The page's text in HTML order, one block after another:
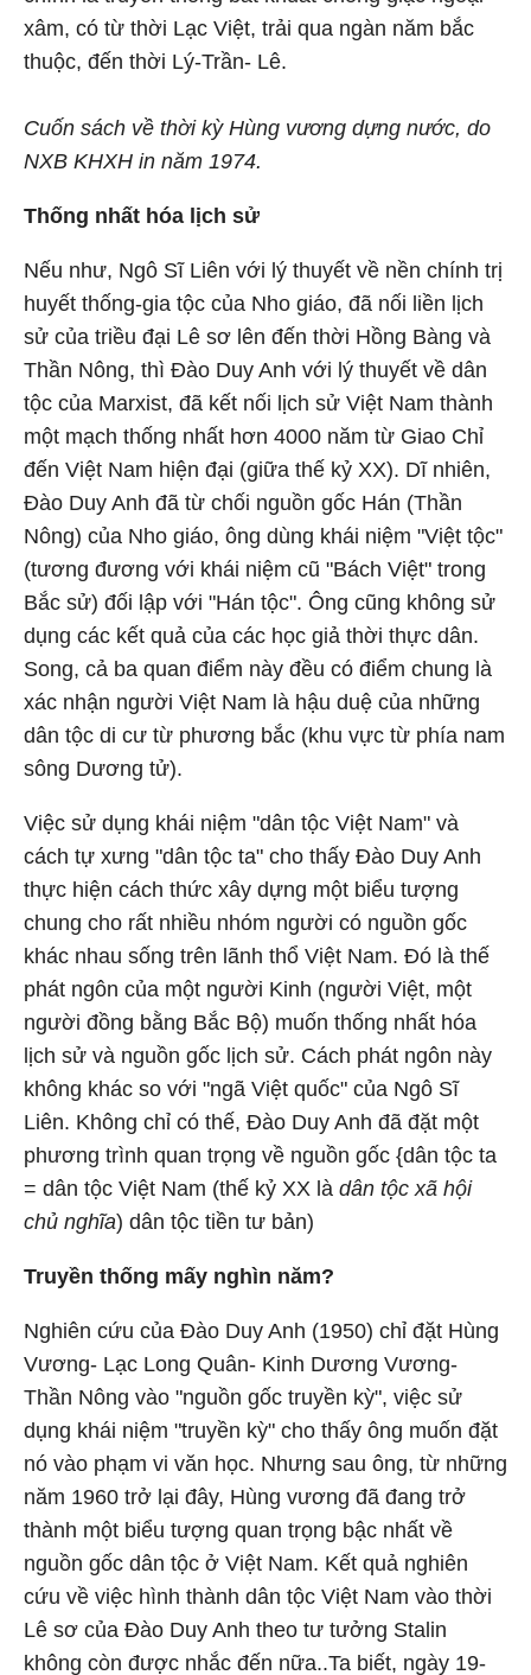
xâm, có từ thời Lạc Việt, trải qua ngàn năm bắc
thuộc, đến thời Lý-Trần- Lê.
Cuốn sách về thời kỳ Hùng vương dựng nước, do
NXB KHXH in năm 1974.
Thống nhất hóa lịch sử
Nếu như, Ngô Sĩ Liên với lý thuyết về nền chính trị
huyết thống-gia tộc của Nho giáo, đã nối liền lịch
sử của triều đại Lê sơ lên đến thời Hồng Bàng và
Thần Nông, thì Đào Duy Anh với lý thuyết về dân
tộc của Marxist, đã kết nối lịch sử Việt Nam thành
một mạch thống nhất hơn 4000 năm từ Giao Chỉ
đến Việt Nam hiện đại (giữa thế kỷ XX). Dĩ nhiên,
Đào Duy Anh đã từ chối nguồn gốc Hán (Thần
Nông) của Nho giáo, ông dùng khái niệm "Việt tộc"
(tương đương với khái niệm cũ "Bách Việt" trong
Bắc sử) đối lập với "Hán tộc". Ông cũng không sử
dụng các kết quả của các học giả thời thực dân.
Song, cả ba quan điểm này đều có điểm chung là
xác nhận người Việt Nam là hậu duệ của những
dân tộc di cư từ phương bắc (khu vực từ phía nam
sông Dương tử).
Việc sử dụng khái niệm "dân tộc Việt Nam" và
cách tự xưng "dân tộc ta" cho thấy Đào Duy Anh
thực hiện cách thức xây dựng một biểu tượng
chung cho rất nhiều nhóm người có nguồn gốc
khác nhau sống trên lãnh thổ Việt Nam. Đó là thế
phát ngôn của một người Kinh (người Việt, một
người đồng bằng Bắc Bộ) muốn thống nhất hóa
lịch sử và nguồn gốc lịch sử. Cách phát ngôn này
không khác so với "ngã Việt quốc" của Ngô Sĩ
Liên. Không chỉ có thế, Đào Duy Anh đã đặt một
phương trình quan trọng về nguồn gốc {dân tộc ta
= dân tộc Việt Nam (thế kỷ XX là dân tộc xã hội
chủ nghĩa) dân tộc tiền tư bản)
Truyền thống mấy nghìn năm?
Nghiên cứu của Đào Duy Anh (1950) chỉ đặt Hùng
Vương- Lạc Long Quân- Kinh Dương Vương-
Thần Nông vào "nguồn gốc truyền kỳ", việc sử
dụng khái niệm "truyền kỳ" cho thấy ông muốn đặt
nó vào phạm vi văn học. Nhưng sau ông, từ những
năm 1960 trở lại đây, Hùng vương đã đang trở
thành một biểu tượng quan trọng bậc nhất về
nguồn gốc dân tộc ở Việt Nam. Kết quả nghiên
cứu về việc hình thành dân tộc Việt Nam vào thời
Lê sơ của Đào Duy Anh theo tư tưởng Stalin
không còn được nhắc đến nữa..Ta biết, ngày 19-